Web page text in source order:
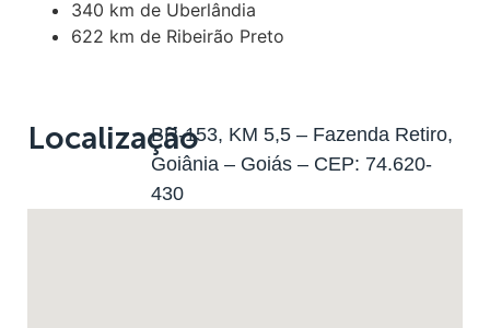
340 km de Uberlândia
622 km de Ribeirão Preto
LocalizaçãoBR-153, KM 5,5 – Fazenda Retiro,
Goiânia – Goiás – CEP: 74.620-
430